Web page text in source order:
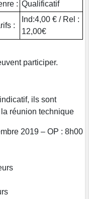
: Qualificatif
:
Ind:4,00 € / Rel :
12,00€
participer.
ils sont
réunion technique
2019 – OP : 8h00